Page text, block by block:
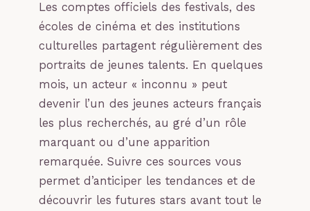
Les comptes officiels des festivals, des
écoles de cinéma et des institutions
culturelles partagent régulièrement des
portraits de jeunes talents. En quelques
mois, un acteur « inconnu » peut
devenir l’un des jeunes acteurs français
les plus recherchés, au gré d’un rôle
marquant ou d’une apparition
remarquée. Suivre ces sources vous
permet d’anticiper les tendances et de
découvrir les futures stars avant tout le